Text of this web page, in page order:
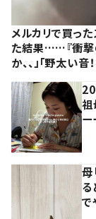
メルカリで買っ
た結果……『衝撃
か、、」「野太い音
祖
ー
母
で